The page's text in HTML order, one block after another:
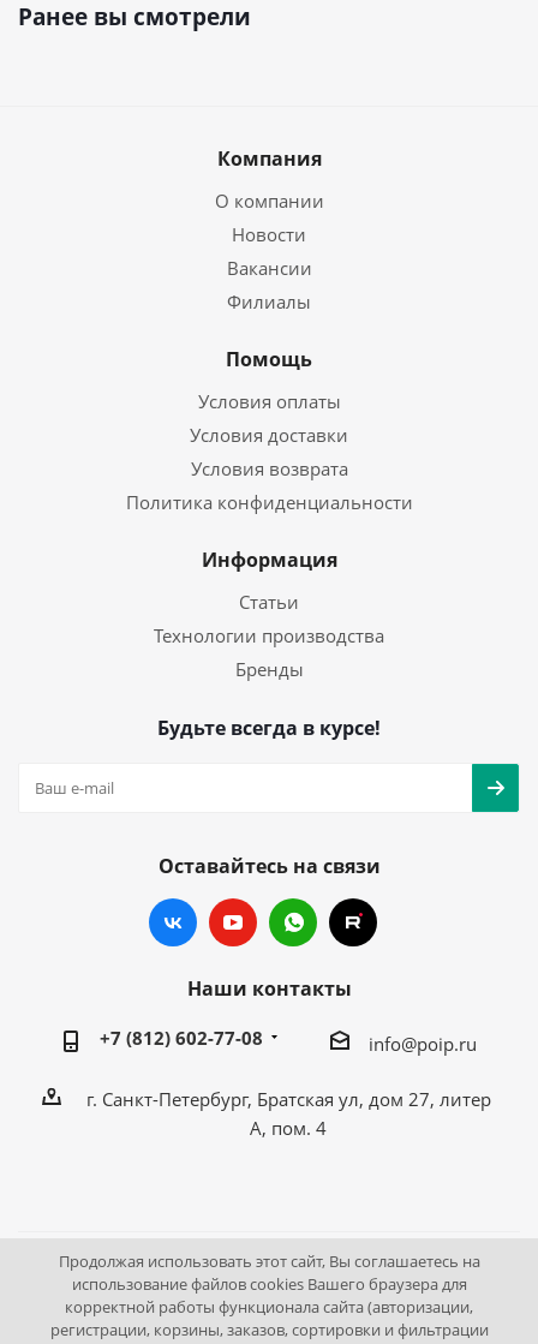
Ранее вы смотрели
Компания
О компании
Новости
Вакансии
Филиалы
Помощь
Условия оплаты
Условия доставки
Условия возврата
Политика конфиденциальности
Информация
Статьи
Технологии производства
Бренды
Будьте всегда в курсе!
Оставайтесь на связи
Наши контакты
+7 (812) 602-77-08 info@poip.ru
г. Санкт-Петербург, Братская ул, дом 27, литер
А, пом. 4
2009 - 2026 © Промышленное оборудование Интернет
портал.
Продолжая использовать этот сайт, Вы соглашаетесь на
использование файлов cookies Вашего браузера для
корректной работы функционала сайта (авторизации,
регистрации, корзины, заказов, сортировки и фильтрации